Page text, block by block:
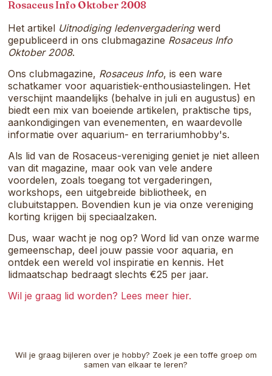
samenkomt.
Rosaceus Info Oktober 2008
Het artikel Uitnodiging ledenvergaderingwerd
gepubliceerd in ons clubmagazine Rosaceus Info
Oktober 2008.
Ons clubmagazine, Rosaceus Info, is een ware
schatkamer voor aquaristiek-enthousiastelingen. Het
verschijnt maandelijks (behalve in juli en augustus) en
biedt een mix van boeiende artikelen, praktische tips,
aankondigingen van evenementen, en waardevolle
informatie over aquarium- en terrariumhobby's.
Als lid van de Rosaceus-vereniging geniet je niet alleen
van dit magazine, maar ook van vele andere
voordelen, zoals toegang tot vergaderingen,
workshops, een uitgebreide bibliotheek, en
clubuitstappen. Bovendien kun je via onze vereniging
korting krijgen bij speciaalzaken.
Dus, waar wacht je nog op? Word lid van onze warme
gemeenschap, deel jouw passie voor aquaria, en
ontdek een wereld vol inspiratie en kennis. Het
lidmaatschap bedraagt slechts €25 per jaar.
Wil je graag lid worden? Lees meer hier.
Wil je graag bijleren over je hobby? Zoek je een toffe groep om
samen van elkaar te leren?